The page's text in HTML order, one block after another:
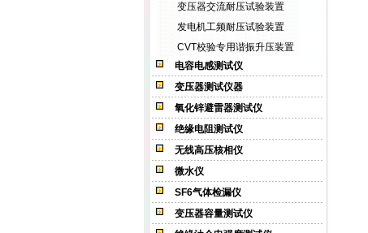
变压器交流耐压试验装置
发电机工频耐压试验装置
CVT校验专用谐振升压装置
电容电感测试仪
变压器测试仪器
氧化锌避雷器测试仪
绝缘电阻测试仪
无线高压核相仪
微水仪
SF6气体检漏仪
变压器容量测试仪